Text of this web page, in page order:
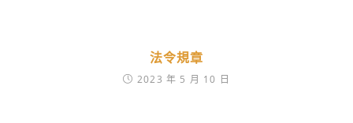
法令規章
2023 年 5 月 10 日